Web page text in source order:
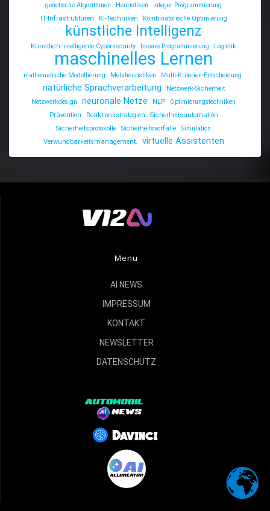
genetische Algorithmen
Heuristiken
integer Programmierung
IT-Infrastrukturen
KI-Techniken Kombinatorische Optimierung
künstliche Intelligenz
Künstlich Intelligente Cybersecurity lineare Programmierung Logistik
maschinelles Lernen
mathematische Modellierung Metaheuristiken Multi-Kriterien-Entscheidung.
natürliche Sprachverarbeitung
Netzwerk-Sicherheit
Netzwerkdesign
neuronale Netze NLP
Optimierungstechniken
Prävention
Reaktionsstrategien
Sicherheitsautomation
Sicherheitsprotokolle
Sicherheitsvorfälle
Simulation
Verwundbarkeitsmanagement.
virtuelle Assistenten
Menu
AI NEWS
IMPRESSUM
KONTAKT
NEWSLETTER
DATENSCHUTZ